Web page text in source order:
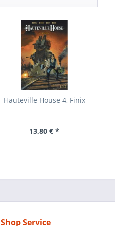
Hauteville House 4, Finix
13,80 € *
Shop Service